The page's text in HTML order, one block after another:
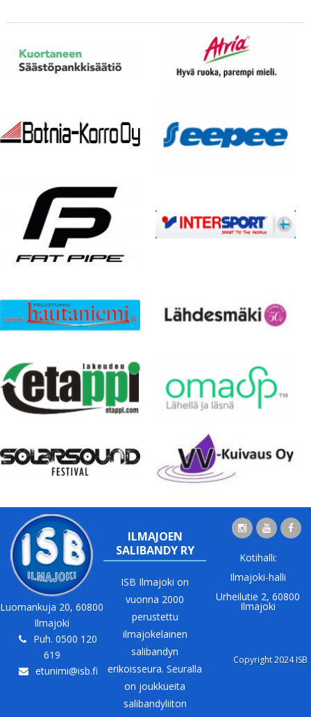
Luomankuja 20, 60800
Ilmajoki
Puh. 0500 120
619
etunimi@isb.fi
ILMAJOEN
SALIBANDY RY
ISB Ilmajoki on
vuonna 2000
perustettu
ilmajokelainen
salibandyn
erikoisseura. Seuralla
on joukkueita
salibandyliiton
Kotihalli:
Ilmajoki-halli
Urheilutie 2, 60800
Ilmajoki
Copyright 2024 ISB